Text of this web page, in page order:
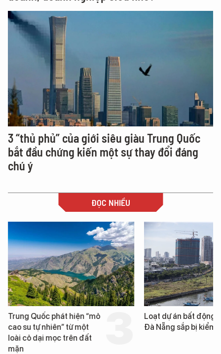
3 “thủ phủ” của giới siêu giàu Trung Quốc
bắt đầu chứng kiến một sự thay đổi đáng
chú ý
ĐỌC NHIỀU
Trung Quốc phát hiện “mỏ
cao su tự nhiên” từ một
loài cỏ dại mọc trên đất
mặn
Loạt dự án bất động
Đà Nẵng sắp bị kiểm